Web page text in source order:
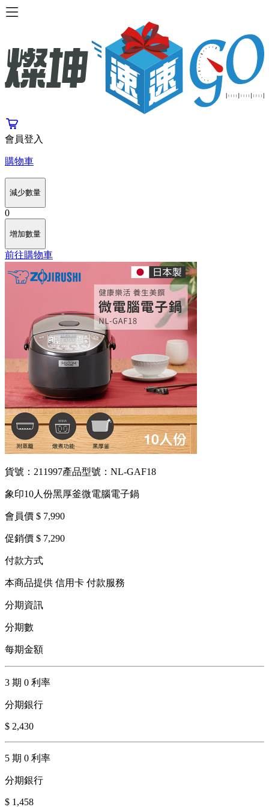
會員登入
購物車
減少數量
0
增加數量
前往購物車
貨號：211997產品型號：NL-GAF18
象印10人份黑厚釜微電腦電子鍋
會員價 $ 7,990
促銷價 $ 7,290
付款方式
本商品提供 信用卡 付款服務
分期資訊
分期數
每期金額
3 期 0 利率
分期銀行
$ 2,430
5 期 0 利率
分期銀行
$ 1,458